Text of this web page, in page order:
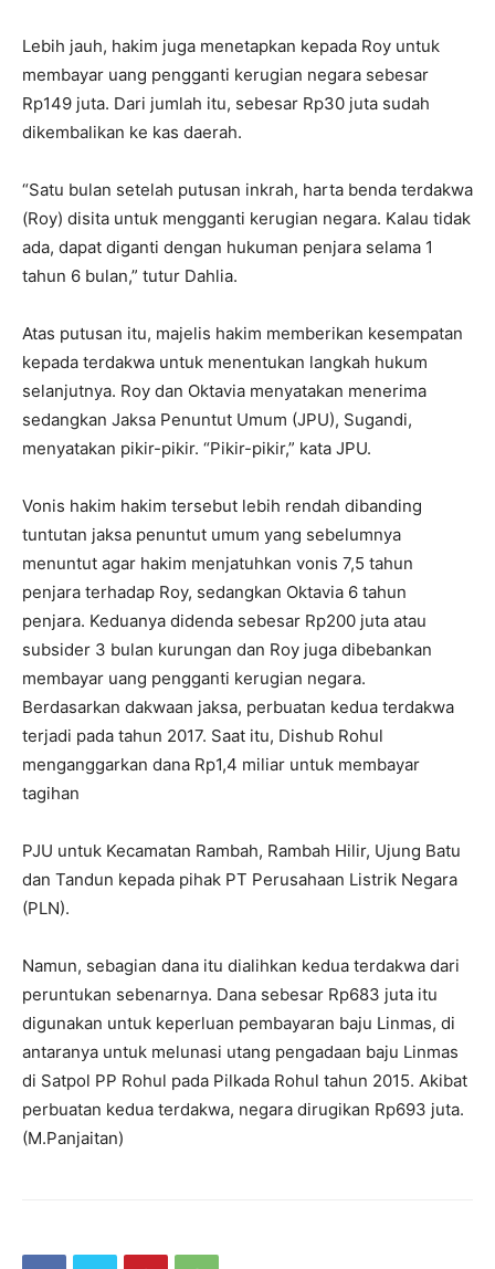
Lebih jauh, hakim juga menetapkan kepada Roy untuk
membayar uang pengganti kerugian negara sebesar
Rp149 juta. Dari jumlah itu, sebesar Rp30 juta sudah
dikembalikan ke kas daerah.
“Satu bulan setelah putusan inkrah, harta benda terdakwa
(Roy) disita untuk mengganti kerugian negara. Kalau tidak
ada, dapat diganti dengan hukuman penjara selama 1
tahun 6 bulan,” tutur Dahlia.
Atas putusan itu, majelis hakim memberikan kesempatan
kepada terdakwa untuk menentukan langkah hukum
selanjutnya. Roy dan Oktavia menyatakan menerima
sedangkan Jaksa Penuntut Umum (JPU), Sugandi,
menyatakan pikir-pikir. “Pikir-pikir,” kata JPU.
Vonis hakim hakim tersebut lebih rendah dibanding
tuntutan jaksa penuntut umum yang sebelumnya
menuntut agar hakim menjatuhkan vonis 7,5 tahun
penjara terhadap Roy, sedangkan Oktavia 6 tahun
penjara. Keduanya didenda sebesar Rp200 juta atau
subsider 3 bulan kurungan dan Roy juga dibebankan
membayar uang pengganti kerugian negara.
Berdasarkan dakwaan jaksa, perbuatan kedua terdakwa
terjadi pada tahun 2017. Saat itu, Dishub Rohul
menganggarkan dana Rp1,4 miliar untuk membayar
tagihan
PJU untuk Kecamatan Rambah, Rambah Hilir, Ujung Batu
dan Tandun kepada pihak PT Perusahaan Listrik Negara
(PLN).
Namun, sebagian dana itu dialihkan kedua terdakwa dari
peruntukan sebenarnya. Dana sebesar Rp683 juta itu
digunakan untuk keperluan pembayaran baju Linmas, di
antaranya untuk melunasi utang pengadaan baju Linmas
di Satpol PP Rohul pada Pilkada Rohul tahun 2015. Akibat
perbuatan kedua terdakwa, negara dirugikan Rp693 juta.
(M.Panjaitan)